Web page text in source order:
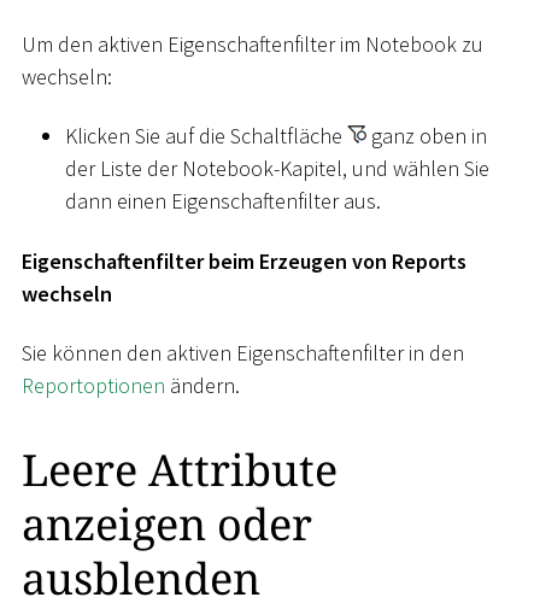
Um den aktiven Eigenschaftenfilter im Notebook zu
wechseln:
Klicken Sie auf die Schaltfläche
ganz oben in
der Liste der Notebook-Kapitel, und wählen Sie
dann einen Eigenschaftenfilter aus.
Eigenschaftenfilter beim Erzeugen von Reports
wechseln
Sie können den aktiven Eigenschaftenfilter in den
Reportoptionen ändern.
Leere Attribute
anzeigen oder
ausblenden